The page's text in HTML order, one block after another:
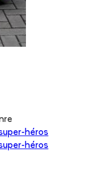
héros
héros